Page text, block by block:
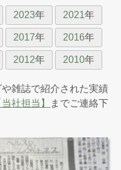
2023年 2021年
2017年 2016年
2012年 2010年
雑誌で紹介された実績
当社担当】
までご連絡下